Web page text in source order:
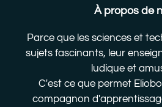
À propos de
Parce que les sciences et
sujets fascinants, leur
ludique et
C'est ce que permet
compagnon